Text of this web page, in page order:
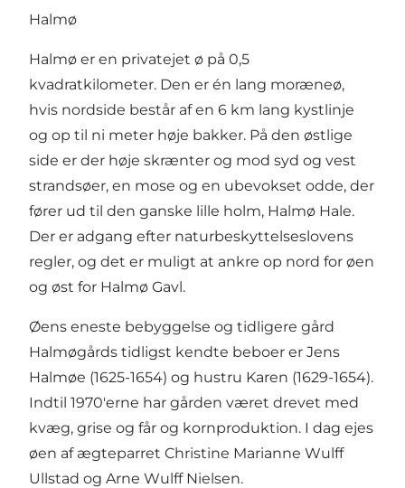
Halmø
Halmø er en privatejet ø på 0,5
kvadratkilometer. Den er én lang moræneø,
hvis nordside består af en 6 km lang kystlinje
og op til ni meter høje bakker. På den østlige
side er der høje skrænter og mod syd og vest
strandsøer, en mose og en ubevokset odde, der
fører ud til den ganske lille holm, Halmø Hale.
Der er adgang efter naturbeskyttelseslovens
regler, og det er muligt at ankre op nord for øen
og øst for Halmø Gavl.
Øens eneste bebyggelse og tidligere gård
Halmøgårds tidligst kendte beboer er Jens
Halmøe (1625-1654) og hustru Karen (1629-1654).
Indtil 1970'erne har gården været drevet med
kvæg, grise og får og kornproduktion. I dag ejes
øen af ægteparret Christine Marianne Wulff
Ullstad og Arne Wulff Nielsen.